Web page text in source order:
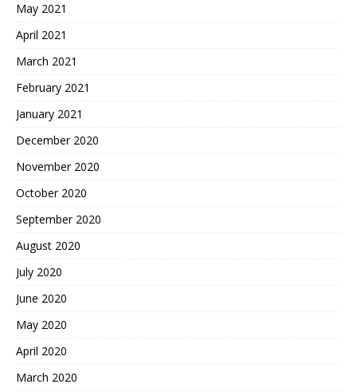
May 2021
April 2021
March 2021
February 2021
January 2021
December 2020
November 2020
October 2020
September 2020
August 2020
July 2020
June 2020
May 2020
April 2020
March 2020